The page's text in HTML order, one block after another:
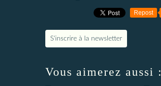
Repost
S'inscrire à la newsletter
Vous aimerez aussi :